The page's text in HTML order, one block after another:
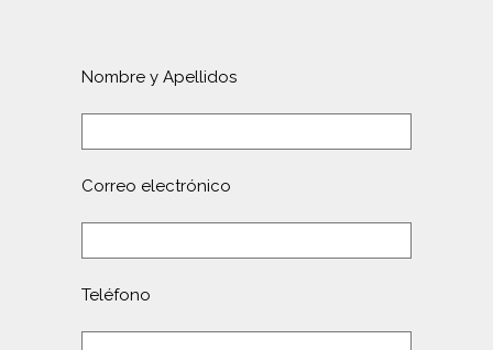
Nombre y Apellidos
Correo electrónico
Teléfono